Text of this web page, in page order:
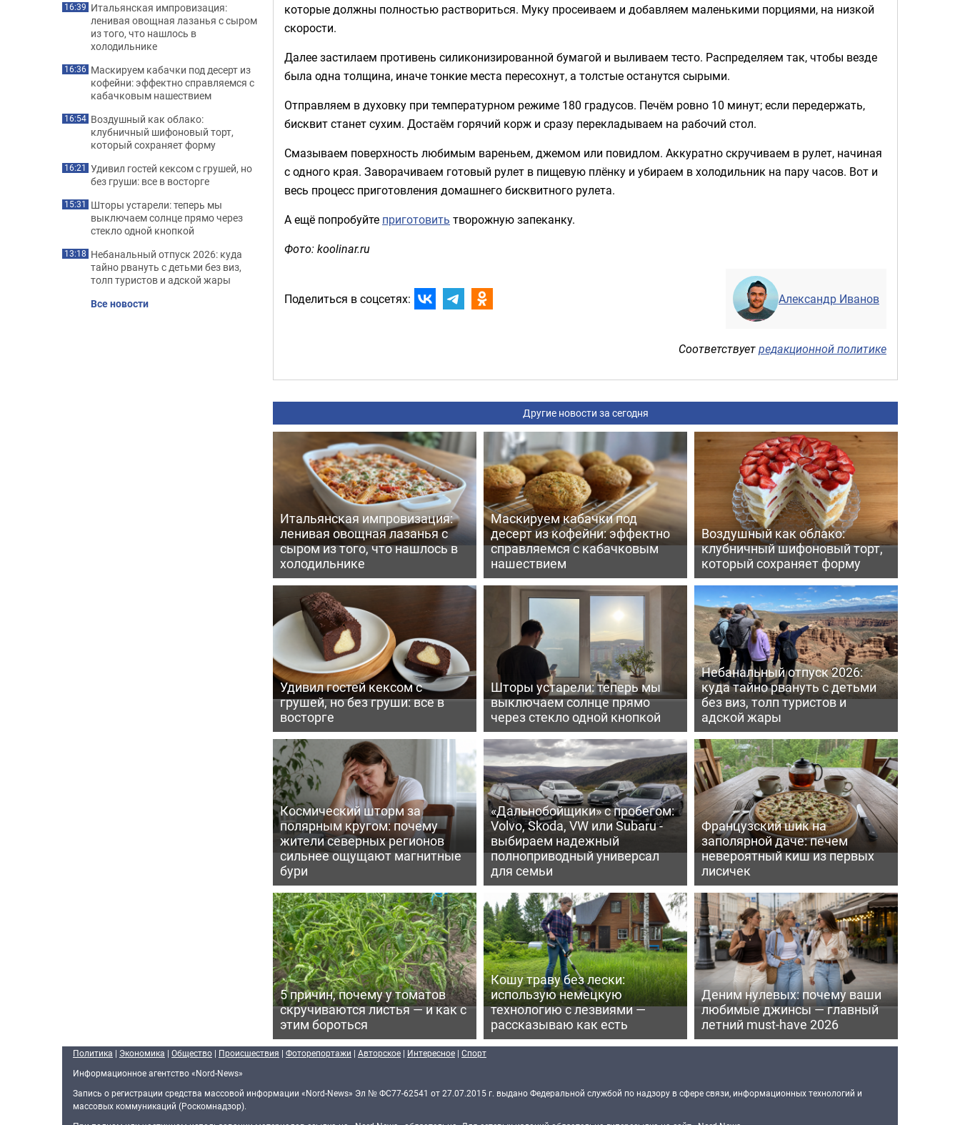
которые должны полностью раствориться. Муку просеиваем и добавляем маленькими порциями, на низкой
скорости.
Далее застилаем противень силиконизированной бумагой и выливаем тесто. Распределяем так, чтобы везде
была одна толщина, иначе тонкие места пересохнут, а толстые останутся сырыми.
Отправляем в духовку при температурном режиме 180 градусов. Печём ровно 10 минут; если передержать,
бисквит станет сухим. Достаём горячий корж и сразу перекладываем на рабочий стол.
Смазываем поверхность любимым вареньем, джемом или повидлом. Аккуратно скручиваем в рулет, начиная
с одного края. Заворачиваем готовый рулет в пищевую плёнку и убираем в холодильник на пару часов. Вот и
весь процесс приготовления домашнего бисквитного рулета.
А ещё попробуйте приготовить творожную запеканку.
Фото: koolinar.ru
Поделиться в соцсетях: Александр Иванов
Соответствуетредакционной политике
Другие новости за сегодня
Итальянская импровизация:
ленивая овощная лазанья с
сыром из того, что нашлось в
холодильнике
Маскируем кабачки под
десерт из кофейни: эффектно
справляемся с кабачковым
нашествием
Воздушный как облако:
клубничный шифоновый торт,
который сохраняет форму
Удивил гостей кексом с
грушей, но без груши: все в
восторге
Шторы устарели: теперь мы
выключаем солнце прямо
через стекло одной кнопкой
Небанальный отпуск 2026:
куда тайно рвануть с детьми
без виз, толп туристов и
адской жары
Космический шторм за
полярным кругом: почему
жители северных регионов
сильнее ощущают магнитные
бури
«Дальнобойщики» с пробегом:
Volvo, Skoda, VW или Subaru -
выбираем надежный
полноприводный универсал
для семьи
Французский шик на
заполярной даче: печем
невероятный киш из первых
лисичек
5 причин, почему у томатов
скручиваются листья — и как с
этим бороться
Кошу траву без лески:
использую немецкую
технологию с лезвиями —
рассказываю как есть
Деним нулевых: почему ваши
любимые джинсы — главный
летний must-have 2026
16:39 Итальянская импровизация:
ленивая овощная лазанья с сыром
из того, что нашлось в
холодильнике
16:36 Маскируем кабачки под десерт из
кофейни: эффектно справляемся с
кабачковым нашествием
16:54 Воздушный как облако:
клубничный шифоновый торт,
который сохраняет форму
16:21 Удивил гостей кексом с грушей, но
без груши: все в восторге
15:31 Шторы устарели: теперь мы
выключаем солнце прямо через
стекло одной кнопкой
13:18 Небанальный отпуск 2026: куда
тайно рвануть с детьми без виз,
толп туристов и адской жары
Все новости
Политика | Экономика | Общество | Происшествия | Фоторепортажи | Авторское | Интересное | Спорт
Информационное агентство «Nord-News»
Запись о регистрации средства массовой информации «Nord-News» Эл № ФС77-62541 от 27.07.2015 г. выдано Федеральной службой по надзору в сфере связи, информационных технологий и
массовых коммуникаций (Роскомнадзор).